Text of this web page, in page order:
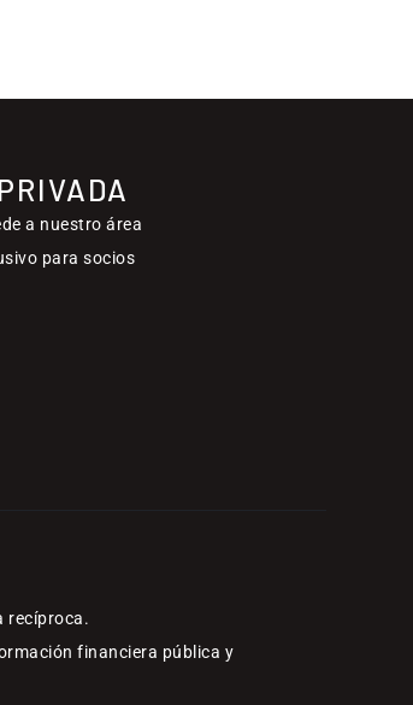
a nuestro área
para socios
recíproca.
financiera pública y